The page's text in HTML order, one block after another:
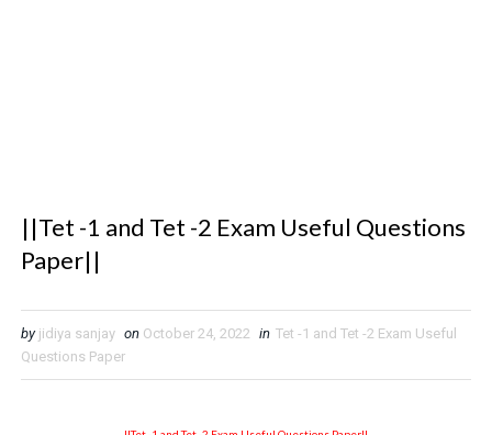
||Tet -1 and Tet -2 Exam Useful Questions
Paper||
by jidiya sanjay on October 24, 2022 in Tet -1 and Tet -2 Exam Useful
Questions Paper